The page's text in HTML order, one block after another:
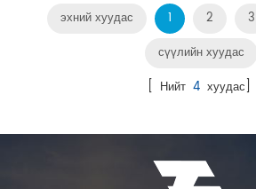
эхний хуудас 1 2 3
сүүлийн хуудас
[ Нийт 4 хуудас]